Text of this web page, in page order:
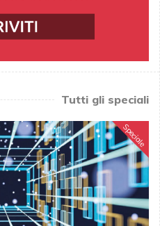
Tutti gli speciali
Speciale